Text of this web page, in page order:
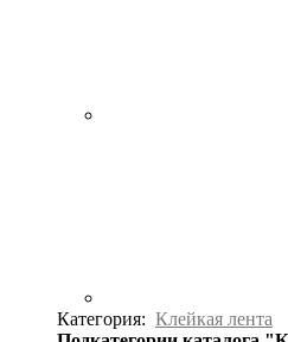
Категория: Клейкая лента